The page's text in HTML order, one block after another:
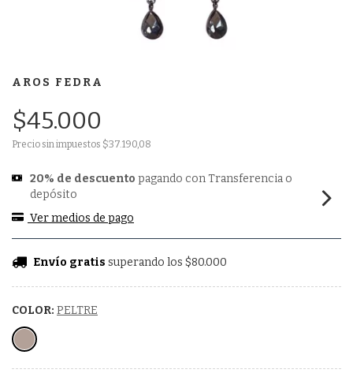
AROS FEDRA
$45.000
Precio sin impuestos $37.190,08
20% de descuento pagando con Transferencia o
depósito
Ver medios de pago
Envío gratis superando los $80.000
COLOR: PELTRE